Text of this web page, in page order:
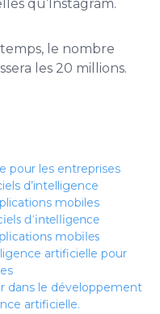
qu’Instagram.
le nombre
les 20 millions.
pour les entreprises
d’intelligence
mobiles
d’intelligence
mobiles
artificielle pour
dans le développement
artificielle.